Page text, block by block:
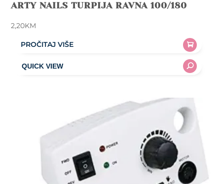
ARTY NAILS TURPIJA RAVNA 100/180
2,20KM
PROČITAJ VIŠE